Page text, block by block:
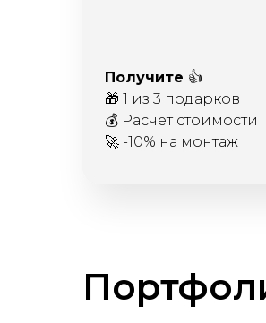
Получите 👍
🎁 1 из 3 подарков
💰 Расчет стоимости
🚀 -10% на монтаж